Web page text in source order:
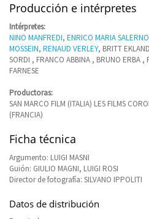
Producción e intérpretes
Intérpretes:
NINO MANFREDI, ENRICO MARIA SALERNO
MOSSEIN, RENAUD VERLEY, BRITT
SORDI , FRANCO ABBINA , BRUNO ERBA
FARNESE
Productoras:
SAN MARCO FILM (ITALIA) LES FILMS
(FRANCIA)
Ficha técnica
Argumento: LUIGI MASNI
Guión: GIULIO MAGNI, LUIGI ROSI
Director de fotografía: SILVANO IPPOLITI
Datos de distribución